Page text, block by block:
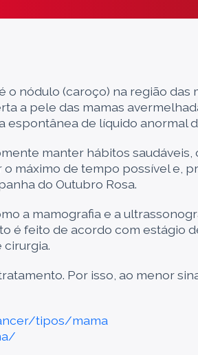
o nódulo (caroço) na região das
a pele das mamas
espontânea de líquido anormal
manter hábitos saudáveis,
máximo de tempo possível e,
do Outubro Rosa.
a mamografia e a
é feito de acordo com estágio
Por isso, ao menor
tipos/mama